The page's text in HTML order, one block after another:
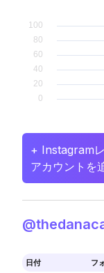
+ Instagram
アカウントを
日付 フ